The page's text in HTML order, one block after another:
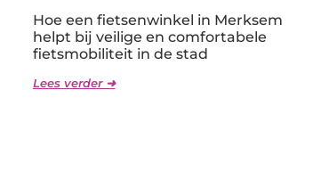
Hoe een fietsenwinkel in Merksem
helpt bij veilige en comfortabele
fietsmobiliteit in de stad
Lees verder ➜